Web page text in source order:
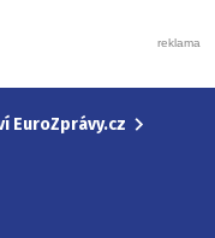
EuroZprávy.cz